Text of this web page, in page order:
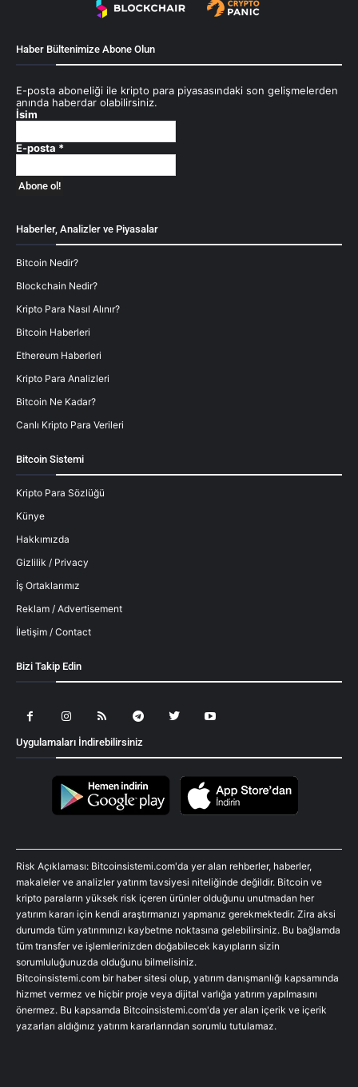
Haber Bültenimize Abone Olun
E-posta aboneliği ile kripto para piyasasındaki son gelişmelerden
anında haberdar olabilirsiniz.
İsim
E-posta *
Haberler, Analizler ve Piyasalar
Bitcoin Nedir?
Blockchain Nedir?
Kripto Para Nasıl Alınır?
Bitcoin Haberleri
Ethereum Haberleri
Kripto Para Analizleri
Bitcoin Ne Kadar?
Canlı Kripto Para Verileri
Bitcoin Sistemi
Kripto Para Sözlüğü
Künye
Hakkımızda
Gizlilik / Privacy
İş Ortaklarımız
Reklam / Advertisement
İletişim / Contact
Bizi Takip Edin
Uygulamaları İndirebilirsiniz
Risk Açıklaması: Bitcoinsistemi.com'da yer alan rehberler, haberler,
makaleler ve analizler yatırım tavsiyesi niteliğinde değildir. Bitcoin ve
kripto paraların yüksek risk içeren ürünler olduğunu unutmadan her
yatırım kararı için kendi araştırmanızı yapmanız gerekmektedir. Zira aksi
durumda tüm yatırımınızı kaybetme noktasına gelebilirsiniz. Bu bağlamda
tüm transfer ve işlemlerinizden doğabilecek kayıpların sizin
sorumluluğunuzda olduğunu bilmelisiniz.
Bitcoinsistemi.com bir haber sitesi olup, yatırım danışmanlığı kapsamında
hizmet vermez ve hiçbir proje veya dijital varlığa yatırım yapılmasını
önermez. Bu kapsamda Bitcoinsistemi.com'da yer alan içerik ve içerik
yazarları aldığınız yatırım kararlarından sorumlu tutulamaz.